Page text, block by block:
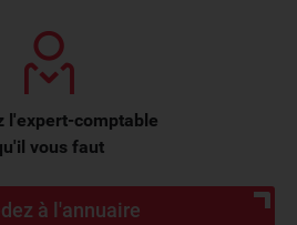
l'expert-comptable
vous faut
à l'annuaire